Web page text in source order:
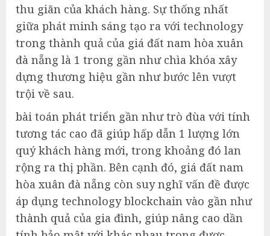
thu giãn của khách hàng. Sự thống nhất
giữa phát minh sáng tạo ra với technology
trong thành quả của giá đất nam hòa xuân
đà nẵng là 1 trong gần như chìa khóa xây
dựng thương hiệu gần như bước lên vượt
trội về sau.
bài toán phát triển gần như trò đùa với tính
tương tác cao đã giúp hấp dẫn 1 lượng lớn
quý khách hàng mới, trong khoảng đó lan
rộng ra thị phần. Bên cạnh đó, giá đất nam
hòa xuân đà nẵng còn suy nghĩ vấn đề được
áp dụng technology blockchain vào gần như
thành quả của gia đình, giúp nâng cao dần